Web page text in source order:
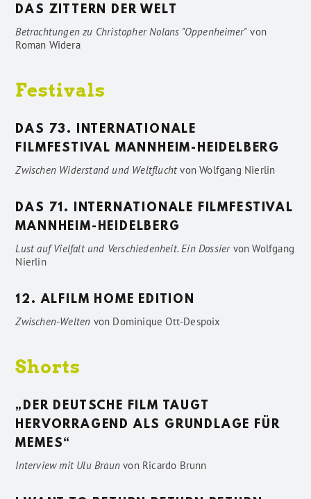
DAS ZITTERN DER WELT
Betrachtungen zu Christopher Nolans "Oppenheimer" von
Roman Widera
Festivals
DAS 73. INTERNATIONALE
FILMFESTIVAL MANNHEIM-HEIDELBERG
Zwischen Widerstand und WeltfluchtvonWolfgang Nierlin
DAS 71. INTERNATIONALE FILMFESTIVAL
MANNHEIM-HEIDELBERG
Lust auf Vielfalt und Verschiedenheit. Ein DossiervonWolfgang
Nierlin
12. ALFILM HOME EDITION
Zwischen-Welten von Dominique Ott-Despoix
Shorts
„DER DEUTSCHE FILM TAUGT
HERVORRAGEND ALS GRUNDLAGE FÜR
MEMES“
Interview mit Ulu Braun von Ricardo Brunn